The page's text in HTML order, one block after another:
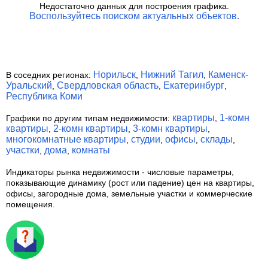
Недостаточно данных для построения графика.
Воспользуйтесь поиском актуальных объектов.
В соседних регионах: Норильск, Нижний Тагил, Каменск-
Уральский, Свердловская область, Екатеринбург,
Республика Коми
Графики по другим типам недвижимости: квартиры, 1-комн
квартиры, 2-комн квартиры, 3-комн квартиры,
многокомнатные квартиры, студии, офисы, склады,
участки, дома, комнаты
Индикаторы рынка недвижимости - числовые параметры,
показывающие динамику (рост или падение) цен на квартиры,
офисы, загородные дома, земельные участки и коммерческие
помещения.